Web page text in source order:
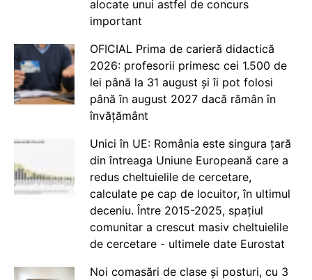
alocate unui astfel de concurs
important
OFICIAL Prima de carieră didactică
2026: profesorii primesc cei 1.500 de
lei până la 31 august și îi pot folosi
până în august 2027 dacă rămân în
învățământ
Unici în UE: România este singura țară
din întreaga Uniune Europeană care a
redus cheltuielile de cercetare,
calculate pe cap de locuitor, în ultimul
deceniu. Între 2015-2025, spațiul
comunitar a crescut masiv cheltuielile
de cercetare - ultimele date Eurostat
Noi comasări de clase și posturi, cu 3